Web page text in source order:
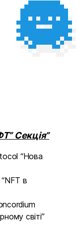
Секція”
“Нова
в
світі”